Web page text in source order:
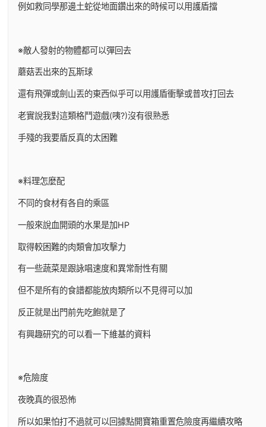
例如救同學那邊土蛇從地面鑽出來的時候可以用護盾擋
※敵人發射的物體都可以彈回去
蘑菇丟出來的瓦斯球
還有飛彈或劍山丟的東西似乎可以用護盾衝擊或普攻打回去
老實說我對這類格鬥遊戲(咦?)沒有很熟悉
手殘的我要盾反真的太困難
※料理怎麼配
不同的食材有各自的乘區
一般來說血開頭的水果是加HP
取得較困難的肉類會加攻擊力
有一些蔬菜是跟詠唱速度和異常耐性有關
但不是所有的食譜都能放肉類所以不見得可以加
反正就是出門前先吃飽就是了
有興趣研究的可以看一下維基的資料
※危險度
夜晚真的很恐怖
所以如果怕打不過就可以回據點開寶箱重置危險度再繼續攻略